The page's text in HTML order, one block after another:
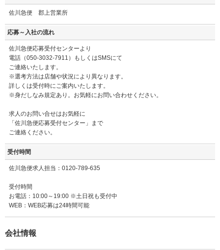
佐川急便 郡上営業所
応募～入社の流れ
佐川急便応募受付センターより
電話（050-3032-7911）もしくはSMSにて
ご連絡いたします。
※選考方法は店舗や状況により異なります。
詳しくは受付時にご案内いたします。
※身だしなみ規定あり。お気軽にお問い合わせください。
求人のお問い合せはお気軽に
「佐川急便応募受付センター」まで
ご連絡ください。
受付時間
佐川急便求人担当：0120-789-635
受付時間
お電話：10:00～19:00 ※土日祝も受付中
WEB：WEB応募は24時間可能
会社情報